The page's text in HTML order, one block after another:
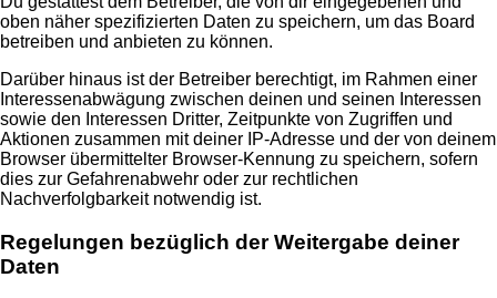
oben näher spezifizierten Daten zu speichern, um das Board
betreiben und anbieten zu können.
Darüber hinaus ist der Betreiber berechtigt, im Rahmen einer
Interessenabwägung zwischen deinen und seinen Interessen
sowie den Interessen Dritter, Zeitpunkte von Zugriffen und
Aktionen zusammen mit deiner IP-Adresse und der von deinem
Browser übermittelter Browser-Kennung zu speichern, sofern
dies zur Gefahrenabwehr oder zur rechtlichen
Nachverfolgbarkeit notwendig ist.
Regelungen bezüglich der Weitergabe deiner
Daten